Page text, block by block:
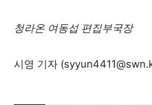
청라온 여동섭 편집부국장
시영 기자 (